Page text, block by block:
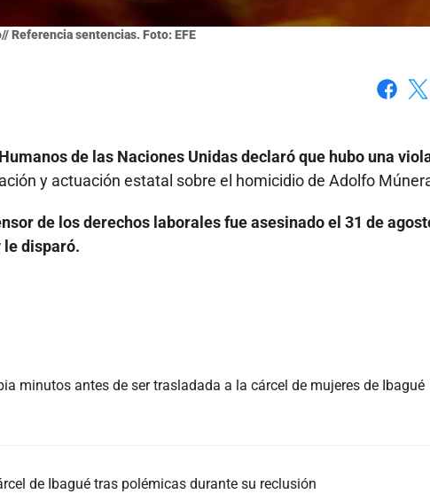
Referencia sentencias. Foto: EFE
de las Naciones Unidas declaró que hubo una
y actuación estatal sobre el homicidio de Adolfo
de los derechos laborales fue asesinado el 31 de
le disparó.
minutos antes de ser trasladada a la cárcel de mujeres de Ibagué
de Ibagué tras polémicas durante su reclusión